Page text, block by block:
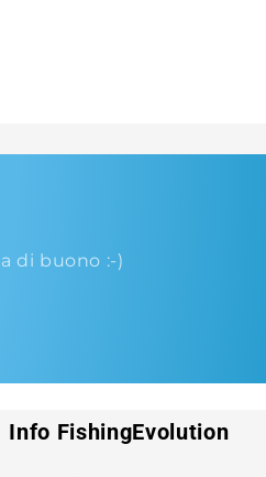
di buono :-)
Info FishingEvolution